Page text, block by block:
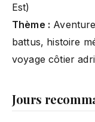
Est)
Thème :
battus, histoire
voyage côtier
Jours